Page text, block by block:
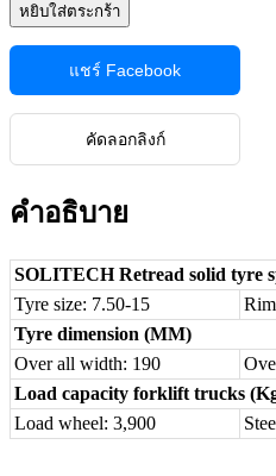
หยิบใส่ตระกร้า
แชร์ Facebook
คัดลอกลิงก์
คำอธิบาย
SOLITECH Retread solid tyre
Tyre size: 7.50-15
Tyre dimension (MM)
Over all width: 190
Load capacity forklift trucks
Load wheel: 3,900